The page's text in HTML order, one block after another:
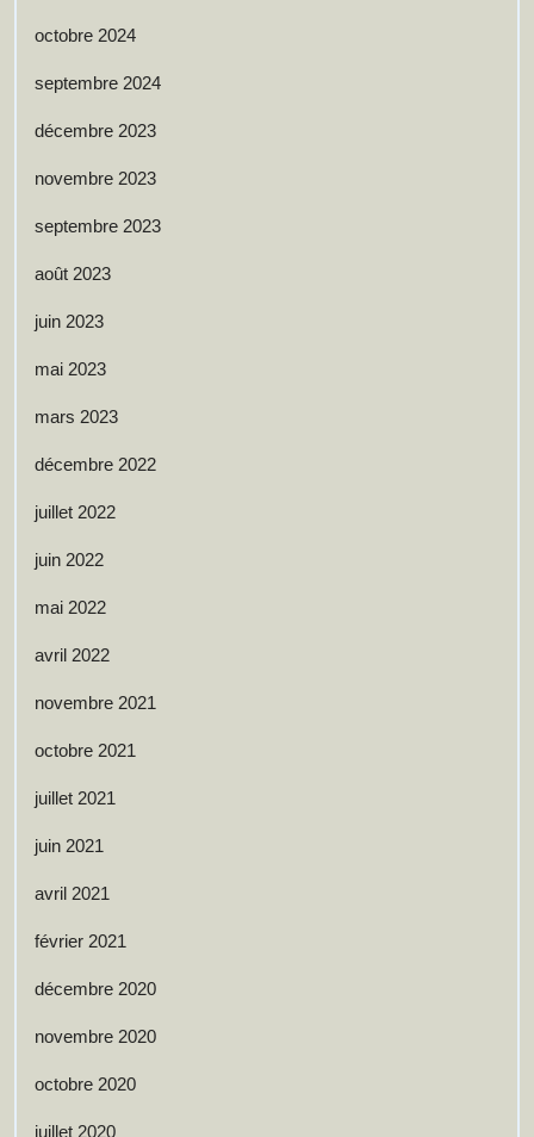
octobre 2024
septembre 2024
décembre 2023
novembre 2023
septembre 2023
août 2023
juin 2023
mai 2023
mars 2023
décembre 2022
juillet 2022
juin 2022
mai 2022
avril 2022
novembre 2021
octobre 2021
juillet 2021
juin 2021
avril 2021
février 2021
décembre 2020
novembre 2020
octobre 2020
juillet 2020